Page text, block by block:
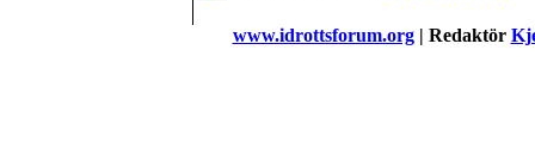
www.idrottsforum.org| Redaktör